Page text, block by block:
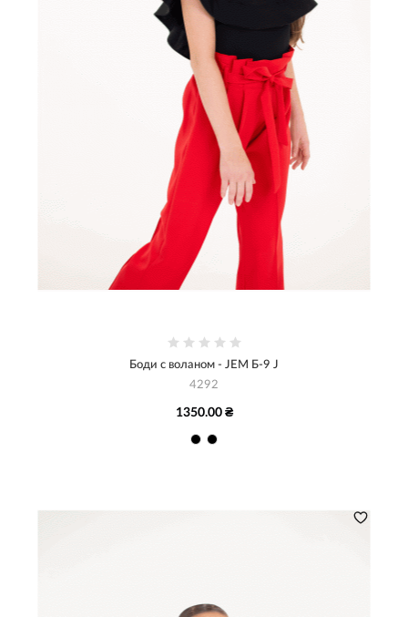
Боди с воланом - JEM Б-9 J
4292
1350.00 ₴